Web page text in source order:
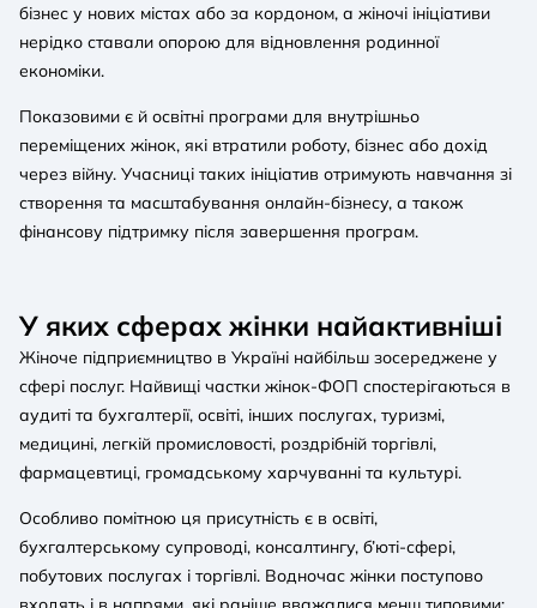
бізнес у нових містах або за кордоном, а жіночі ініціативи
нерідко ставали опорою для відновлення родинної
економіки.
Показовими є й освітні програми для внутрішньо
переміщених жінок, які втратили роботу, бізнес або дохід
через війну. Учасниці таких ініціатив отримують навчання зі
створення та масштабування онлайн-бізнесу, а також
фінансову підтримку після завершення програм.
У яких сферах жінки найактивніші
Жіноче підприємництво в Україні найбільш зосереджене у
сфері послуг. Найвищі частки жінок-ФОП спостерігаються в
аудиті та бухгалтерії, освіті, інших послугах, туризмі,
медицині, легкій промисловості, роздрібній торгівлі,
фармацевтиці, громадському харчуванні та культурі.
Особливо помітною ця присутність є в освіті,
бухгалтерському супроводі, консалтингу, б’юті-сфері,
побутових послугах і торгівлі. Водночас жінки поступово